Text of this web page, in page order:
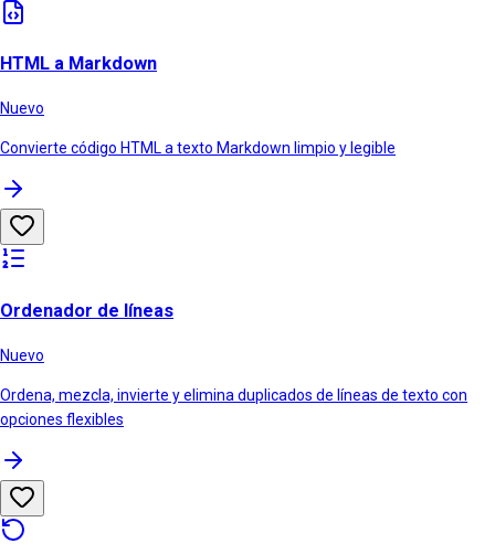
HTML a Markdown
Nuevo
Convierte código HTML a texto Markdown limpio y legible
Ordenador de líneas
Nuevo
Ordena, mezcla, invierte y elimina duplicados de líneas de texto con
opciones flexibles